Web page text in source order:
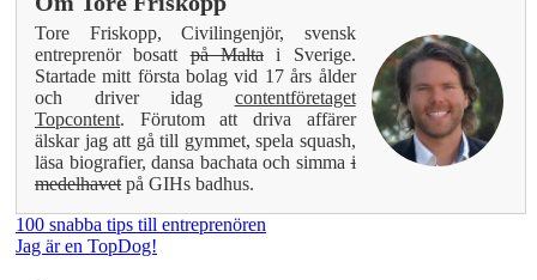
Tore Friskopp, Civilingenjör, svensk
entreprenör bosattpå Maltai Sverige.
Startade mitt första bolag vid 17 års ålder
och driver idag contentföretaget
Topcontent. Förutom att driva affärer
älskar jag att gå till gymmet, spela squash,
läsa biografier, dansa bachata och simmai
medelhavet på GIHs badhus.
100 snabba tips till entreprenören
Jag är en TopDog!